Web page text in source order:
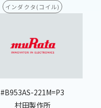
インダクタ(コイル)
#B953AS-221M=P3
村田製作所